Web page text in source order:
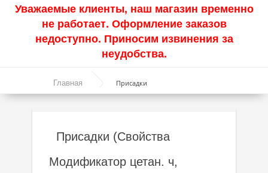
Актуальные продукты
Акции
Синтетические масла
Минеральные масла
Масло с молибденом
Уважаемые клиенты, наш магазин временно
не работает. Оформление заказов
недоступно. Приносим извинения за
неудобства.
Главная Присадки
Присадки (Свойства
Модификатор цетан. ч,